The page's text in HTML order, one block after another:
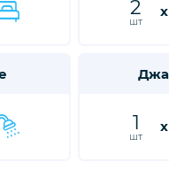
2
шт
x
1
шт
x